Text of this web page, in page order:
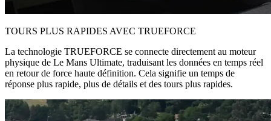
TOURS PLUS RAPIDES AVEC TRUEFORCE
La technologie TRUEFORCE se connecte directement au moteur
physique de Le Mans Ultimate, traduisant les données en temps réel
en retour de force haute définition. Cela signifie un temps de
réponse plus rapide, plus de détails et des tours plus rapides.